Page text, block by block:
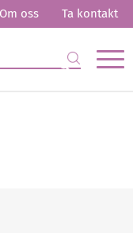
Om oss Ta kontakt